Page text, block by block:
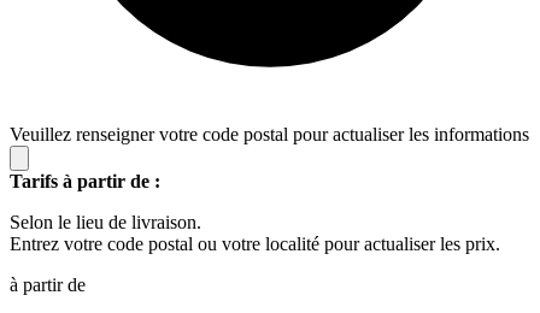
Veuillez renseigner votre code postal pour actualiser les informations
Tarifs à partir de :
Selon le lieu de livraison.
Entrez votre code postal ou votre localité pour actualiser les prix.
à partir de